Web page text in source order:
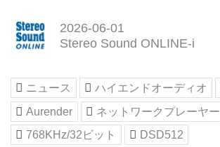
2026-06-01
Stereo Sound ONLINE-i
ニュース ハイエンドオーディオ
Aurender
ネットワークプレーヤー
768KHz/32ビット
DSD512